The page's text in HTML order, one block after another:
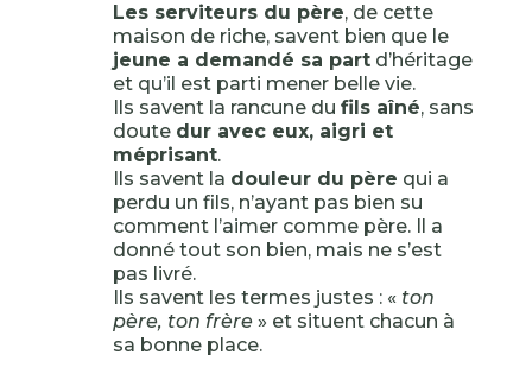
Les serviteurs du père, de cette
maison de riche, savent bien que le
jeune a demandé sa partd’héritage
et qu’il est parti mener belle vie.
Ils savent la rancune du fils aîné, sans
doute dur avec eux, aigri et
méprisant.
Ils savent la douleur du père qui a
perdu un fils, n’ayant pas bien su
comment l’aimer comme père. Il a
donné tout son bien, mais ne s’est
pas livré.
Ils savent les termes justes : « ton
père, ton frère» et situent chacun à
sa bonne place.